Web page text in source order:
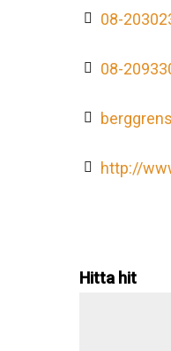
08-
08-
http://
Hitta hit